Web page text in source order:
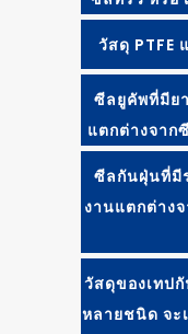
วัสดุ PTFE
ซีลยูคัพที่มีย
แตกต่างจาก
ซีลกันฝุ่นที่มี
งานแตกต่าง
วัสดุของเทป
หลายชนิด จะ